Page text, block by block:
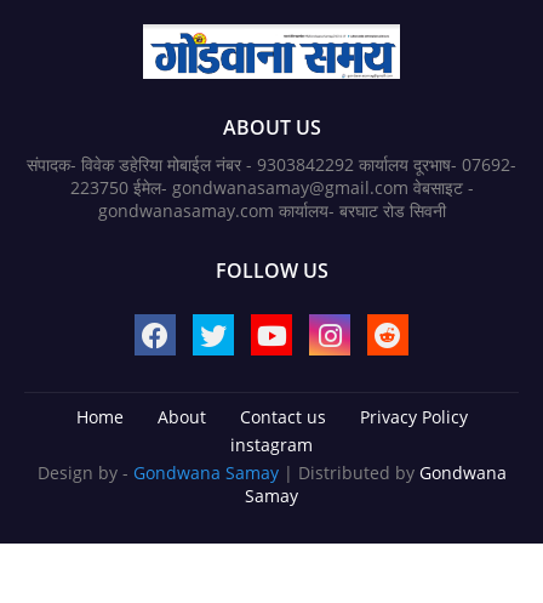
ABOUT US
संपादक- विवेक डहेरिया मोबाईल नंबर - 9303842292 कार्यालय दूरभाष- 07692-
223750 ईमेल- gondwanasamay@gmail.com वेबसाइट -
gondwanasamay.com कार्यालय- बरघाट रोड सिवनी
FOLLOW US
Home About Contact us
Privacy Policy
instagram
Design by - Gondwana Samay | Distributed by Gondwana
Samay